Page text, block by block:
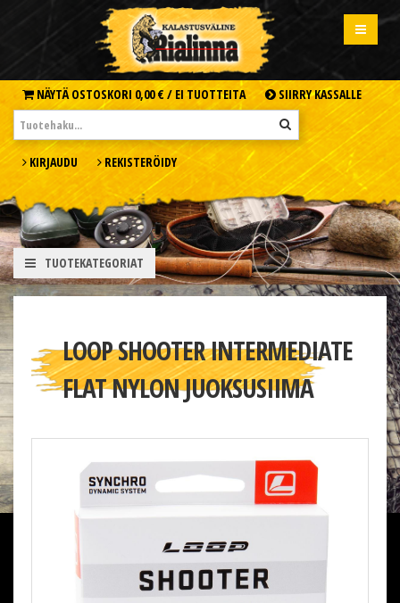
NÄYTÄ OSTOSKORI 0,00 € / EI TUOTTEITA SIIRRY KASSALLE
KIRJAUDU REKISTERÖIDY
TUOTEKATEGORIAT
LOOP SHOOTER INTERMEDIATE
FLAT NYLON JUOKSUSIIMA